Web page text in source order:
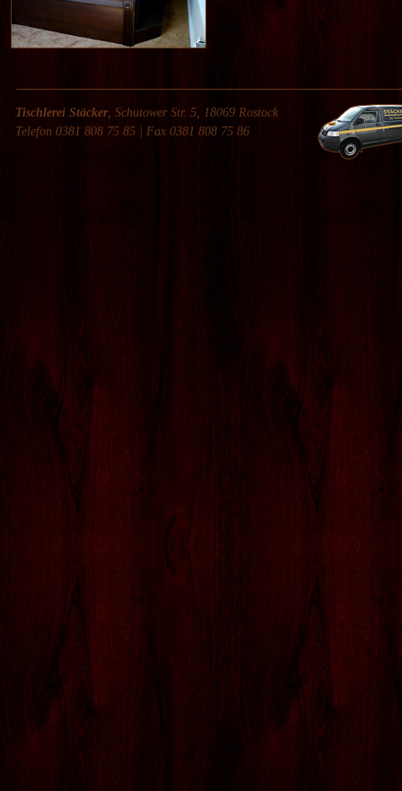
PRAXISEINRICHTUNG
Tischlerei Stäcker, Schutower Str. 5, 18069 Rostock
Telefon 0381 808 75 85 | Fax 0381 808 75 86